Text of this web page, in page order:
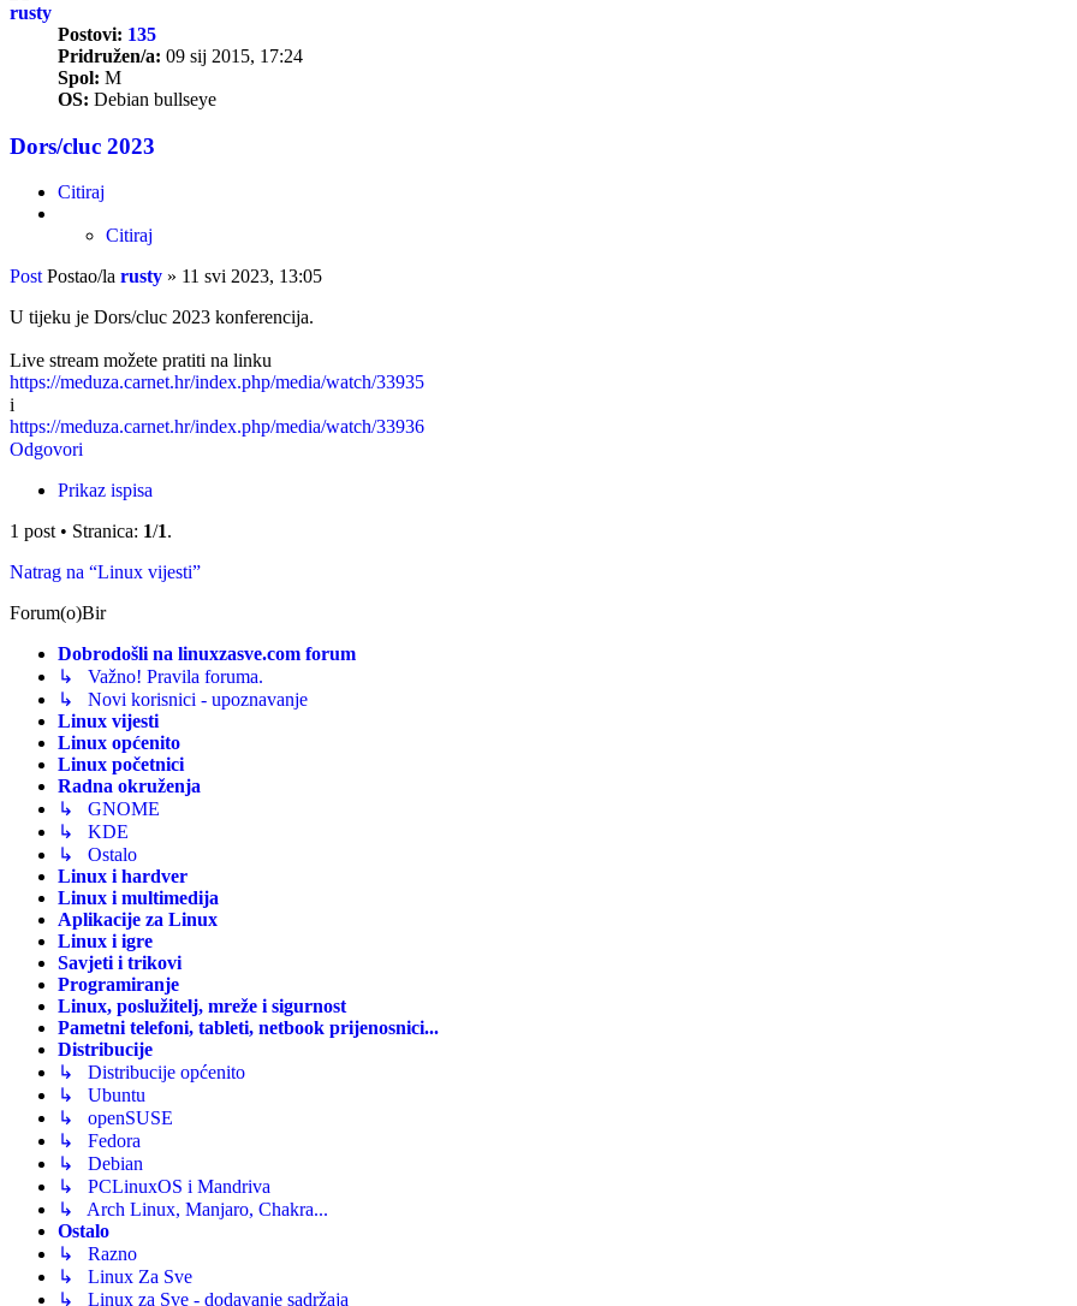
rusty
Postovi: 135
Pridružen/a: 09 sij 2015, 17:24
Spol: M
OS: Debian bullseye
Dors/cluc 2023
Citiraj
Citiraj
Post Postao/la rusty » 11 svi 2023, 13:05
U tijeku je Dors/cluc 2023 konferencija.
Live stream možete pratiti na linku
https://meduza.carnet.hr/index.php/media/watch/33935
i
https://meduza.carnet.hr/index.php/media/watch/33936
Odgovori
Prikaz ispisa
1 post • Stranica: 1/1.
Natrag na “Linux vijesti”
Forum(o)Bir
Dobrodošli na linuxzasve.com forum
↳ Važno! Pravila foruma.
↳ Novi korisnici - upoznavanje
Linux vijesti
Linux općenito
Linux početnici
Radna okruženja
↳ GNOME
↳ KDE
↳ Ostalo
Linux i hardver
Linux i multimedija
Aplikacije za Linux
Linux i igre
Savjeti i trikovi
Programiranje
Linux, poslužitelj, mreže i sigurnost
Pametni telefoni, tableti, netbook prijenosnici...
Distribucije
↳ Distribucije općenito
↳ Ubuntu
↳ openSUSE
↳ Fedora
↳ Debian
↳ PCLinuxOS i Mandriva
↳ Arch Linux, Manjaro, Chakra...
Ostalo
↳ Razno
↳ Linux Za Sve
↳ Linux za Sve - dodavanje sadržaja